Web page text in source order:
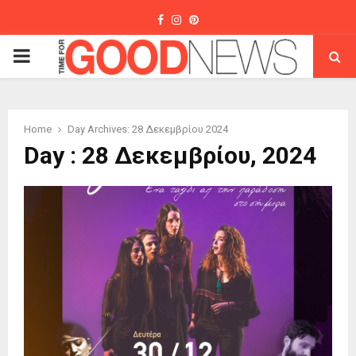
Facebook
Instagram
Pinterest
PRIMARY
Home Day Archives: 28 Δεκεμβρίου 2024
Day : 28 Δεκεμβρίου, 2024